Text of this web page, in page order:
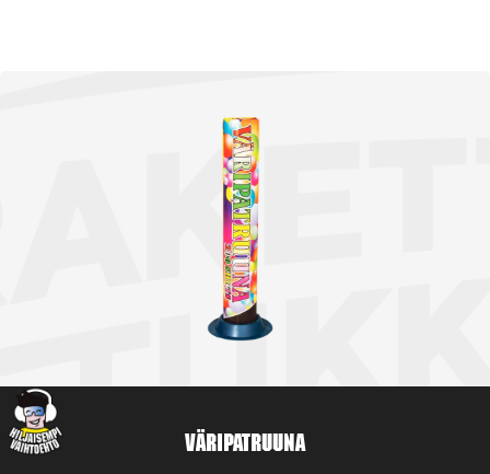
Väripatruuna